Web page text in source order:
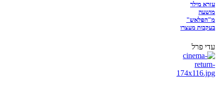
עזרא מילר
מושעה
מ"הפלאש"
בעקבות מעצרו
עדי פרל